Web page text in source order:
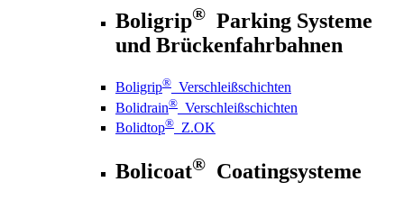
Boligrip® Parking Systeme
und Brückenfahrbahnen
Boligrip® Verschleißschichten
Bolidrain® Verschleißschichten
Bolidtop® Z.OK
Bolicoat® Coatingsysteme